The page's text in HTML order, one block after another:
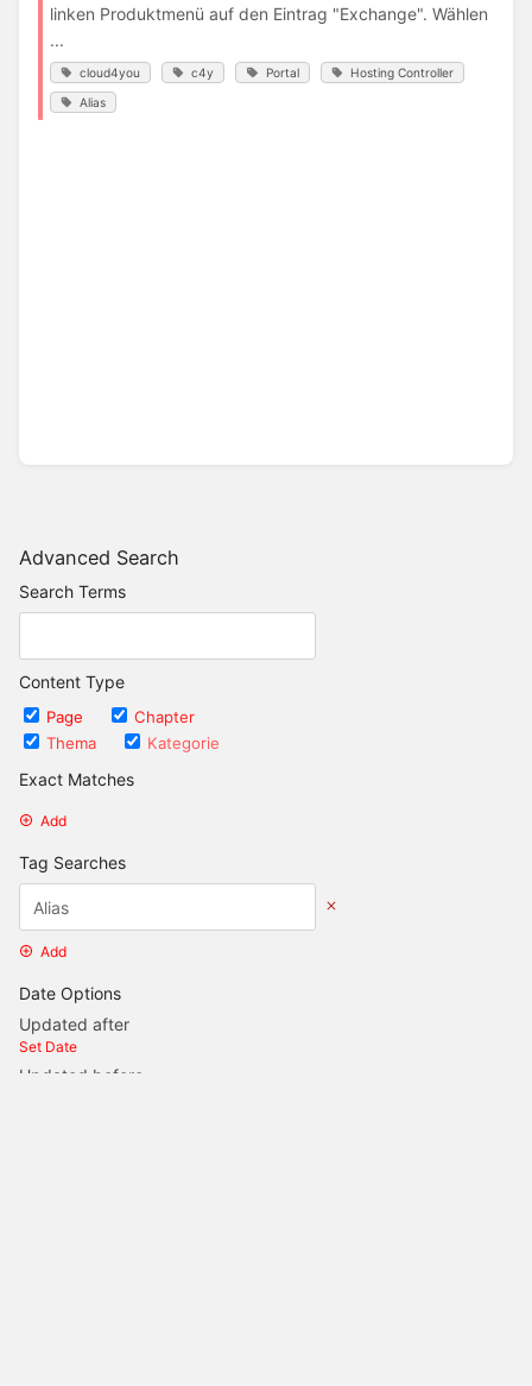
Advanced Search
Search Terms
Content Type
Page
Chapter
Thema
Kategorie
Exact Matches
Add
Tag Searches
Add
Date Options
Updated after
Set Date
Updated before
linken Produktmenü auf den Eintrag "Exchange". Wählen
...
cloud4you c4y Portal Hosting Controller
Alias